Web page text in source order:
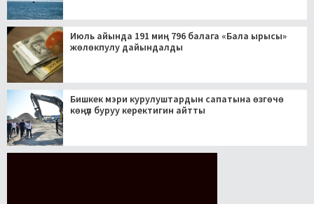
Июль айында 191 миң 796 балага «Бала ырысы»
жөлөкпулу дайындалды
Бишкек мэри курулуштардын сапатына өзгөчө
көңүл буруу керектигин айтты